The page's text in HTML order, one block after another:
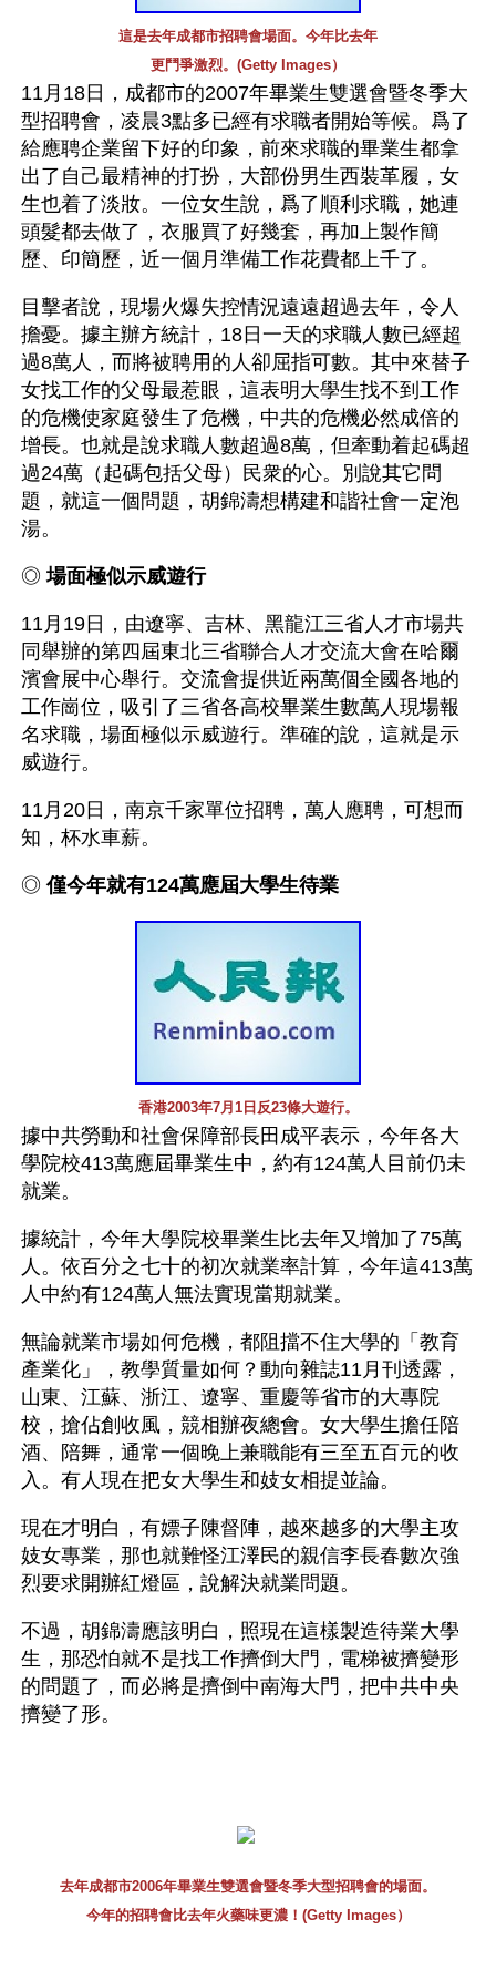
這是去年成都市招聘會場面。今年比去年
更鬥爭激烈。(Getty Images）
11月18日，成都市的2007年畢業生雙選會暨冬季大
型招聘會，凌晨3點多已經有求職者開始等候。爲了
給應聘企業留下好的印象，前來求職的畢業生都拿
出了自己最精神的打扮，大部份男生西裝革履，女
生也着了淡妝。一位女生說，爲了順利求職，她連
頭髮都去做了，衣服買了好幾套，再加上製作簡
歷、印簡歷，近一個月準備工作花費都上千了。
目擊者說，現場火爆失控情況遠遠超過去年，令人
擔憂。據主辦方統計，18日一天的求職人數已經超
過8萬人，而將被聘用的人卻屈指可數。其中來替子
女找工作的父母最惹眼，這表明大學生找不到工作
的危機使家庭發生了危機，中共的危機必然成倍的
增長。也就是說求職人數超過8萬，但牽動着起碼超
過24萬（起碼包括父母）民衆的心。別說其它問
題，就這一個問題，胡錦濤想構建和諧社會一定泡
湯。
◎ 場面極似示威遊行
11月19日，由遼寧、吉林、黑龍江三省人才市場共
同舉辦的第四屆東北三省聯合人才交流大會在哈爾
濱會展中心舉行。交流會提供近兩萬個全國各地的
工作崗位，吸引了三省各高校畢業生數萬人現場報
名求職，場面極似示威遊行。準確的說，這就是示
威遊行。
11月20日，南京千家單位招聘，萬人應聘，可想而
知，杯水車薪。
◎ 僅今年就有124萬應屆大學生待業
香港2003年7月1日反23條大遊行。
據中共勞動和社會保障部長田成平表示，今年各大
學院校413萬應屆畢業生中，約有124萬人目前仍未
就業。
據統計，今年大學院校畢業生比去年又增加了75萬
人。依百分之七十的初次就業率計算，今年這413萬
人中約有124萬人無法實現當期就業。
無論就業市場如何危機，都阻擋不住大學的「教育
產業化」，教學質量如何？動向雜誌11月刊透露，
山東、江蘇、浙江、遼寧、重慶等省市的大專院
校，搶佔創收風，競相辦夜總會。女大學生擔任陪
酒、陪舞，通常一個晚上兼職能有三至五百元的收
入。有人現在把女大學生和妓女相提並論。
現在才明白，有嫖子陳督陣，越來越多的大學主攻
妓女專業，那也就難怪江澤民的親信李長春數次強
烈要求開辦紅燈區，說解決就業問題。
不過，胡錦濤應該明白，照現在這樣製造待業大學
生，那恐怕就不是找工作擠倒大門，電梯被擠變形
的問題了，而必將是擠倒中南海大門，把中共中央
擠變了形。
去年成都市2006年畢業生雙選會暨冬季大型招聘會的場面。
今年的招聘會比去年火藥味更濃！(Getty Images）